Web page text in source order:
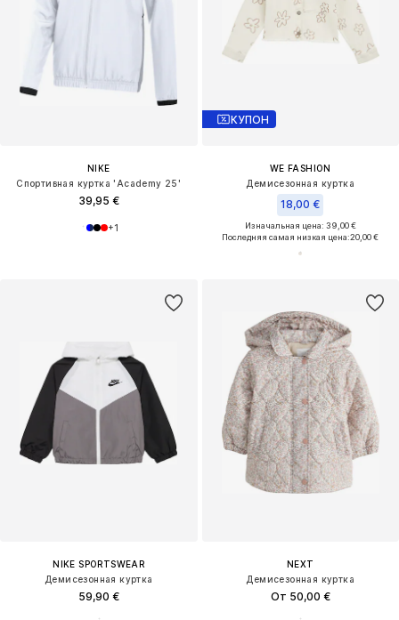
NIKE
Спортивная куртка 'Academy 25'
39,95 €
+1
КУПОН
WE FASHION
Демисезонная куртка
18,00 €
Изначальная цена: 39,00 €
Последняя самая низкая цена:20,00 €
NIKE SPORTSWEAR
Демисезонная куртка
59,90 €
NEXT
Демисезонная куртка
От 50,00 €